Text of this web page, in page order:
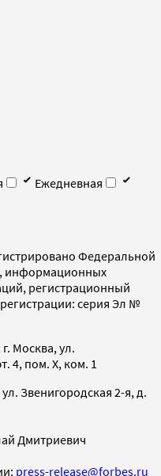
Ежедневная
Федеральной
информационных
регистрационный
серия Эл №
Москва, ул.
4, пом. X, ком. 1
Звенигородская 2-я, д.
Дмитриевич
press-release@forbes.ru